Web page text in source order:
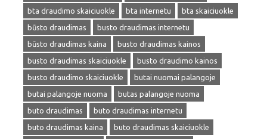
bta draudimo skaiciuokle
bta internetu
bta skaiciuokle
būsto draudimas
busto draudimas internetu
būsto draudimas kaina
busto draudimas kainos
busto draudimas skaiciuokle
busto draudimo kainos
busto draudimo skaiciuokle
butai nuomai palangoje
butai palangoje nuoma
butas palangoje nuoma
buto draudimas
buto draudimas internetu
buto draudimas kaina
buto draudimas skaiciuokle